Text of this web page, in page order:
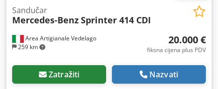
Area Artigianale Vedelago
259 km
Sandučar
Mercedes-BenzSprinter 414 CDI
20.000 €
fiksna cijena plus PDV
Zatražiti Nazvati